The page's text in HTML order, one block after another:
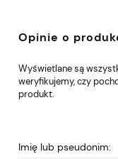
Opinie o
Wyświetlane są
weryfikujemy, czy
produkt.
Imię lub pseudonim: